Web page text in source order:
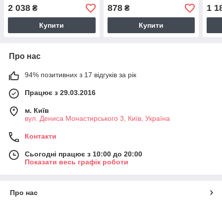
2 038 ₴
Купити
878₴
Купити
1
Про нас
94% позитивних з 17 відгуків за рік
Працює з 29.03.2016
м. Київ
вул. Дениса Монастирського 3, Київ, Україна
Контакти
Сьогодні працює з 10:00 до 20:00
Показати весь графік роботи
Про нас